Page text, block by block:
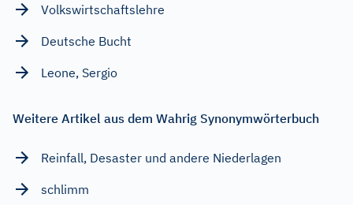
Volkswirtschaftslehre
Deutsche Bucht
Leone, Sergio
Weitere Artikel aus dem Wahrig Synonymwörterbuch
Reinfall, Desaster und andere Niederlagen
schlimm